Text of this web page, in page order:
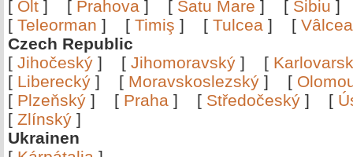
[ Olt ] [ Prahova ] [ Satu Mare ] [ Sibiu
[ Teleorman ] [ Timiş ] [ Tulcea ] [
Czech Republic
[ Jihočeský ] [ Jihomoravský ] [
[ Liberecký ] [ Moravskoslezský ] [
[ Plzeňský ] [ Praha ] [ Středočeský ] [
[ Zlínský ]
Ukrainen